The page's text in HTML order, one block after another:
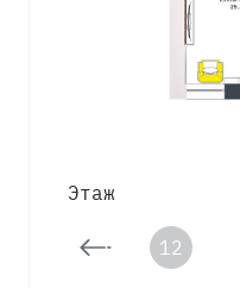
Этаж
13 12